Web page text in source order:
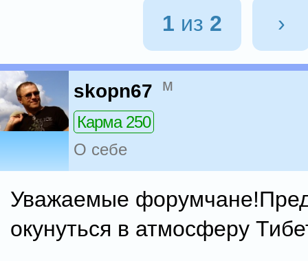
1 из 2 ›
skopn67 м
Карма 250
О себе
Уважаемые
окунуться в атмосферу